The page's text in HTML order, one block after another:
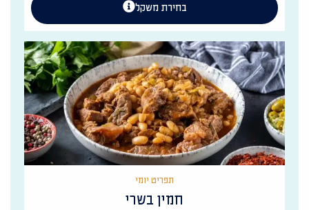
בחירת משקל
תפריט יומי
חמין בשרי